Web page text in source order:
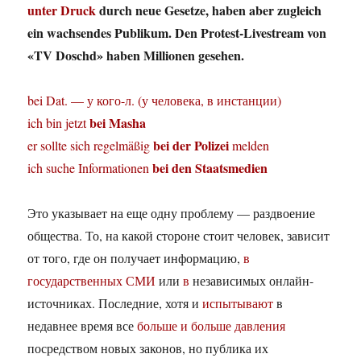
unter Druckdurch neue Gesetze, haben aber zugleich
ein wachsendes Publikum. Den Protest-Livestream von
«TV Doschd» haben Millionen gesehen.
bei Dat. — у кого-л. (у человека, в инстанции)
ich bin jetztbei Masha
er sollte sich regelmäßigbei der Polizeimelden
ich suche Informationenbei den Staatsmedien
Это указывает на еще одну проблему — раздвоение
общества. То, на какой стороне стоит человек, зависит
от того, где он получает информацию,в
государственных СМИ илив независимых онлайн-
источниках. Последние, хотя ииспытываютв
недавнее время всебольше и больше давления
посредством новых законов, но публика их